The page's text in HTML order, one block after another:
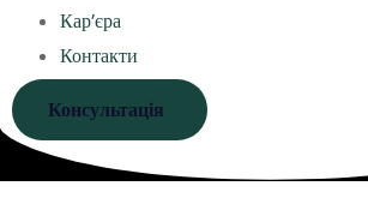
Кар’єра
Контакти
Консультація